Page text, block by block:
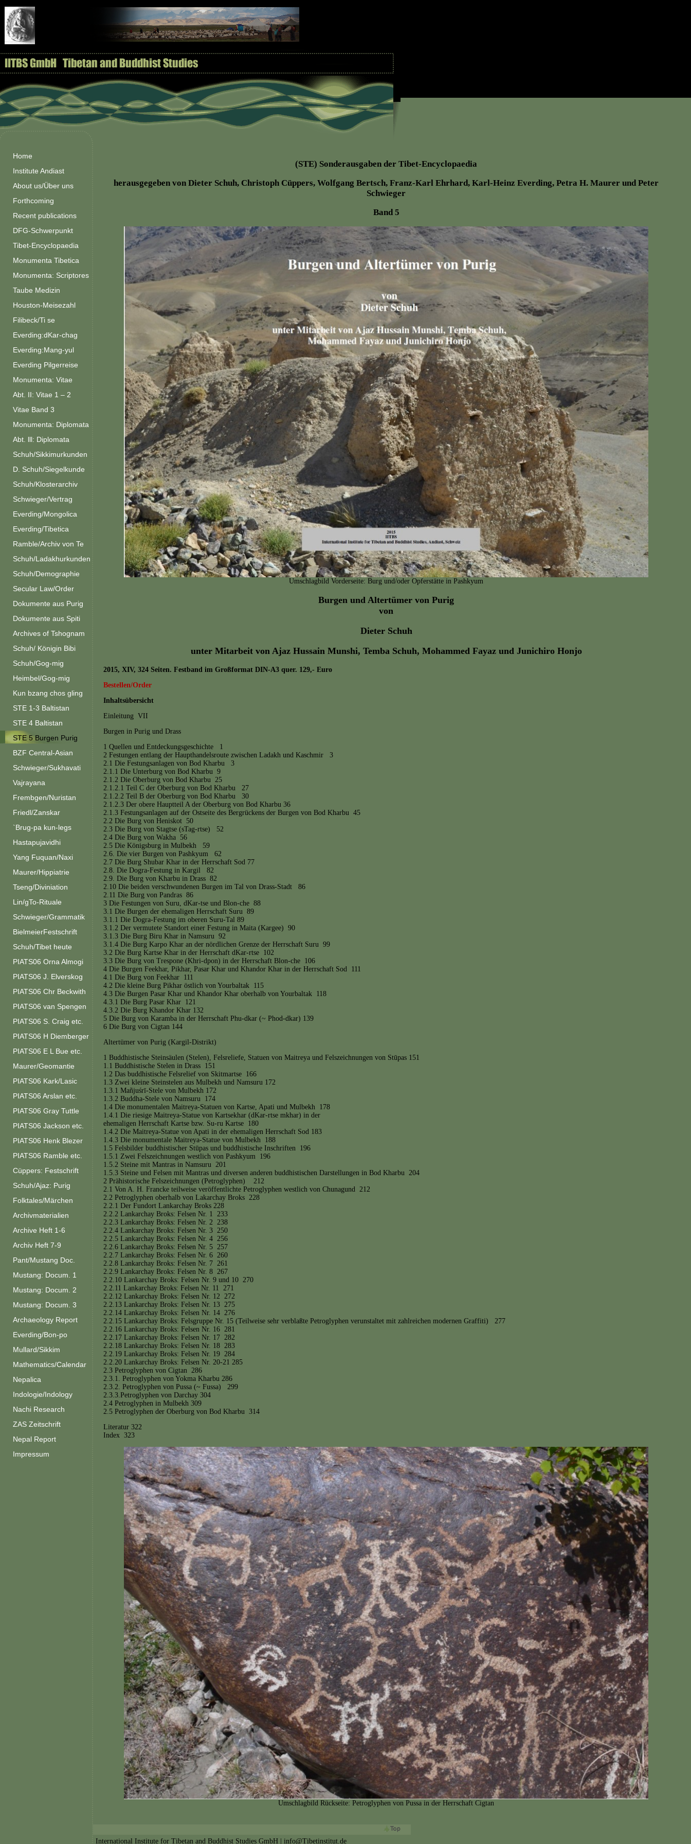
Home
Institute Andiast
About us/Über uns
Forthcoming
Recent publications
DFG-Schwerpunkt
Tibet-Encyclopaedia
Monumenta Tibetica
Monumenta: Scriptores
Taube Medizin
Houston-Meisezahl
Filibeck/Ti se
Everding:dKar-chag
Everding:Mang-yul
Everding Pilgerreise
Monumenta: Vitae
Abt. II: Vitae 1 – 2
Vitae Band 3
Monumenta: Diplomata
Abt. lll: Diplomata
Schuh/Sikkimurkunden
D. Schuh/Siegelkunde
Schuh/Klosterarchiv
Schwieger/Vertrag
Everding/Mongolica
Everding/Tibetica
Ramble/Archiv von Te
Schuh/Ladakhurkunden
Schuh/Demographie
Secular Law/Order
Dokumente aus Purig
Dokumente aus Spiti
Archives of Tshognam
Schuh/ Königin Bibi
Schuh/Gog-mig
Heimbel/Gog-mig
Kun bzang chos gling
STE 1-3 Baltistan
STE 4 Baltistan
STE 5 Burgen Purig
BZF Central-Asian
Schwieger/Sukhavati
Vajrayana
Frembgen/Nuristan
Friedl/Zanskar
`Brug-pa kun-legs
Hastapujavidhi
Yang Fuquan/Naxi
Maurer/Hippiatrie
Tseng/Diviniation
Lin/gTo-Rituale
Schwieger/Grammatik
BielmeierFestschrift
Schuh/Tibet heute
PIATS06 Orna Almogi
PIATS06 J. Elverskog
PIATS06 Chr Beckwith
PIATS06 van Spengen
PIATS06 S. Craig etc.
PIATS06 H Diemberger
PIATS06 E L Bue etc.
Maurer/Geomantie
PIATS06 Kark/Lasic
PIATS06 Arslan etc.
PIATS06 Gray Tuttle
PIATS06 Jackson etc.
PIATS06 Henk Blezer
PIATS06 Ramble etc.
Cüppers: Festschrift
Schuh/Ajaz: Purig
Folktales/Märchen
Archivmaterialien
Archive Heft 1-6
Archiv Heft 7-9
Pant/Mustang Doc.
Mustang: Docum. 1
Mustang: Docum. 2
Mustang: Docum. 3
Archaeology Report
Everding/Bon-po
Mullard/Sikkim
Mathematics/Calendar
Nepalica
Indologie/Indology
Nachi Research
ZAS Zeitschrift
Nepal Report
Impressum
(STE) Sonderausgaben der Tibet-Encyclopaedia
herausgegeben von Dieter Schuh, Christoph Cüppers, Wolfgang Bertsch, Franz-Karl Ehrhard, Karl-Heinz Everding, Petra H. Maurer und Peter
Schwieger
Band 5
Umschlagbild Vorderseite: Burg und/oder Opferstätte in Pashkyum
Burgen und Altertümer von Purig
von
Dieter Schuh
unter Mitarbeit von Ajaz Hussain Munshi, Temba Schuh, Mohammed Fayaz und Junichiro Honjo
2015, XIV, 324 Seiten. Festband im Großformat DIN-A3 quer. 129,- Euro
Bestellen/Order
Inhaltsübersicht
Einleitung VII
Burgen in Purig und Drass
1 Quellen und Entdeckungsgeschichte 1
2 Festungen entlang der Haupthandelsroute zwischen Ladakh und Kaschmir 3
2.1 Die Festungsanlagen von Bod Kharbu 3
2.1.1 Die Unterburg von Bod Kharbu 9
2.1.2 Die Oberburg von Bod Kharbu 25
2.1.2.1 Teil C der Oberburg von Bod Kharbu 27
2.1.2.2 Teil B der Oberburg von Bod Kharbu 30
2.1.2.3 Der obere Hauptteil A der Oberburg von Bod Kharbu 36
2.1.3 Festungsanlagen auf der Ostseite des Bergrückens der Burgen von Bod Kharbu 45
2.2 Die Burg von Heniskot 50
2.3 Die Burg von Stagtse (sTag-rtse) 52
2.4 Die Burg von Wakha 56
2.5 Die Königsburg in Mulbekh 59
2.6. Die vier Burgen von Pashkyum 62
2.7 Die Burg Shubar Khar in der Herrschaft Sod 77
2.8. Die Dogra-Festung in Kargil 82
2.9. Die Burg von Kharbu in Drass 82
2.10 Die beiden verschwundenen Burgen im Tal von Drass-Stadt 86
2.11 Die Burg von Pandras 86
3 Die Festungen von Suru, dKar-tse und Blon-che 88
3.1 Die Burgen der ehemaligen Herrschaft Suru 89
3.1.1 Die Dogra-Festung im oberen Suru-Tal 89
3.1.2 Der vermutete Standort einer Festung in Maita (Kargee) 90
3.1.3 Die Burg Biru Khar in Namsuru 92
3.1.4 Die Burg Karpo Khar an der nördlichen Grenze der Herrschaft Suru 99
3.2 Die Burg Kartse Khar in der Herrschaft dKar-rtse 102
3.3 Die Burg von Trespone (Khri-dpon) in der Herrschaft Blon-che 106
4 Die Burgen Feekhar, Pikhar, Pasar Khar und Khandor Khar in der Herrschaft Sod 111
4.1 Die Burg von Feekhar 111
4.2 Die kleine Burg Pikhar östlich von Yourbaltak 115
4.3 Die Burgen Pasar Khar und Khandor Khar oberhalb von Yourbaltak 118
4.3.1 Die Burg Pasar Khar 121
4.3.2 Die Burg Khandor Khar 132
5 Die Burg von Karamba in der Herrschaft Phu-dkar (~ Phod-dkar) 139
6 Die Burg von Cigtan 144
Altertümer von Purig (Kargil-Distrikt)
1 Buddhistische Steinsäulen (Stelen), Felsreliefe, Statuen von Maitreya und Felszeichnungen von Stūpas 151
1.1 Buddhistische Stelen in Drass 151
1.2 Das buddhistische Felsrelief von Skitmartse 166
1.3 Zwei kleine Steinstelen aus Mulbekh und Namsuru 172
1.3.1 Mañjuśrī-Stele von Mulbekh 172
1.3.2 Buddha-Stele von Namsuru 174
1.4 Die monumentalen Maitreya-Statuen von Kartse, Apati und Mulbekh 178
1.4.1 Die riesige Maitreya-Statue von Kartsekhar (dKar-rtse mkhar) in der
ehemaligen Herrschaft Kartse bzw. Su-ru Kartse 180
1.4.2 Die Maitreya-Statue von Apati in der ehemaligen Herrschaft Sod 183
1.4.3 Die monumentale Maitreya-Statue von Mulbekh 188
1.5 Felsbilder buddhistischer Stūpas und buddhistische Inschriften 196
1.5.1 Zwei Felszeichnungen westlich von Pashkyum 196
1.5.2 Steine mit Mantras in Namsuru 201
1.5.3 Steine und Felsen mit Mantras und diversen anderen buddhistischen Darstellungen in Bod Kharbu 204
2 Prähistorische Felszeichnungen (Petroglyphen) 212
2.1 Von A. H. Francke teilweise veröffentlichte Petroglyphen westlich von Chunagund 212
2.2 Petroglyphen oberhalb von Lakarchay Broks 228
2.2.1 Der Fundort Lankarchay Broks 228
2.2.2 Lankarchay Broks: Felsen Nr. 1 233
2.2.3 Lankarchay Broks: Felsen Nr. 2 238
2.2.4 Lankarchay Broks: Felsen Nr. 3 250
2.2.5 Lankarchay Broks: Felsen Nr. 4 256
2.2.6 Lankarchay Broks: Felsen Nr. 5 257
2.2.7 Lankarchay Broks: Felsen Nr. 6 260
2.2.8 Lankarchay Broks: Felsen Nr. 7 261
2.2.9 Lankarchay Broks: Felsen Nr. 8 267
2.2.10 Lankarchay Broks: Felsen Nr. 9 und 10 270
2.2.11 Lankarchay Broks: Felsen Nr. 11 271
2.2.12 Lankarchay Broks: Felsen Nr. 12 272
2.2.13 Lankarchay Broks: Felsen Nr. 13 275
2.2.14 Lankarchay Broks: Felsen Nr. 14 276
2.2.15 Lankarchay Broks: Felsgruppe Nr. 15 (Teilweise sehr verblaßte Petroglyphen verunstaltet mit zahlreichen modernen Graffiti) 277
2.2.16 Lankarchay Broks: Felsen Nr. 16 281
2.2.17 Lankarchay Broks: Felsen Nr. 17 282
2.2.18 Lankarchay Broks: Felsen Nr. 18 283
2.2.19 Lankarchay Broks: Felsen Nr. 19 284
2.2.20 Lankarchay Broks: Felsen Nr. 20-21 285
2.3 Petroglyphen von Cigtan 286
2.3.1. Petroglyphen von Yokma Kharbu 286
2.3.2. Petroglyphen von Pussa (~ Fussa) 299
2.3.3.Petroglyphen von Darchay 304
2.4 Petroglyphen in Mulbekh 309
2.5 Petroglyphen der Oberburg von Bod Kharbu 314
Literatur 322
Index 323
Umschlagbild Rückseite: Petroglyphen von Pussa in der Herrschaft Cigtan
International Institute for Tibetan and Buddhist Studies GmbH | info@Tibetinstitut.de